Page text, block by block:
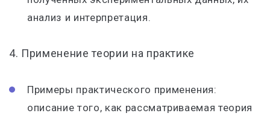
анализ и интерпретация.
4. Применение теории на практике
Примеры практического применения:
описание того, как рассматриваемая теория